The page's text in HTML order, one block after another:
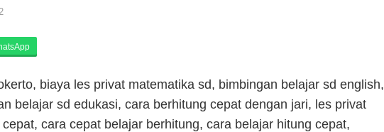
biaya les privat matematika sd, bimbingan belajar sd english,
belajar sd edukasi, cara berhitung cepat dengan jari, les privat
cara cepat belajar berhitung, cara belajar hitung cepat,